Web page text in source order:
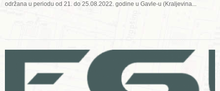
održana u periodu od 21. do 25.08.2022. godine u Gavle-u (Kraljevina...